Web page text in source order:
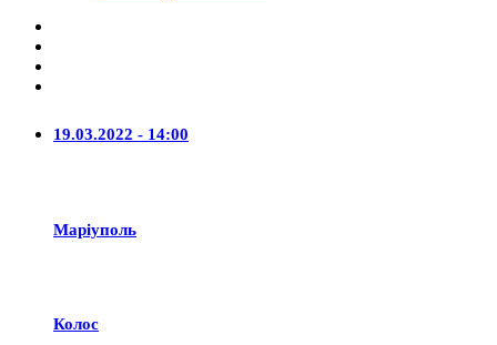
19.03.2022 - 14:00
Маріуполь
Колос